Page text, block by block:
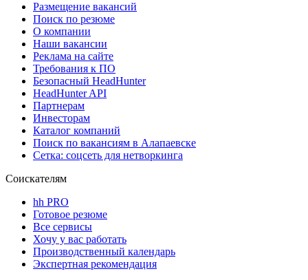
Размещение вакансий
Поиск по резюме
О компании
Наши вакансии
Реклама на сайте
Требования к ПО
Безопасный HeadHunter
HeadHunter API
Партнерам
Инвесторам
Каталог компаний
Поиск по вакансиям в Алапаевске
Сетка: соцсеть для нетворкинга
Соискателям
hh PRO
Готовое резюме
Все сервисы
Хочу у вас работать
Производственный календарь
Экспертная рекомендация